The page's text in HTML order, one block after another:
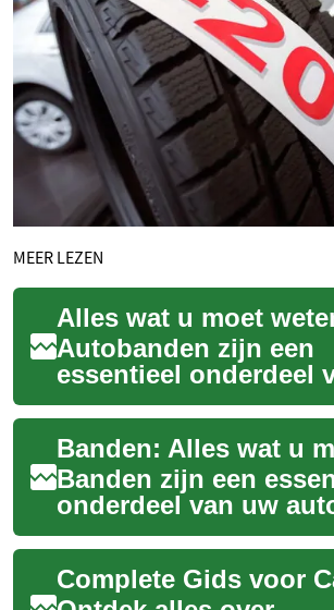
MEER LEZEN
Autobanden zijn een
essentieel onderdeel
voertuig. Ze zorgen
stabiliteit en comfort
het ri...
Banden zijn een
onderdeel van uw
hebben een grote
de veiligheid,
het bran...